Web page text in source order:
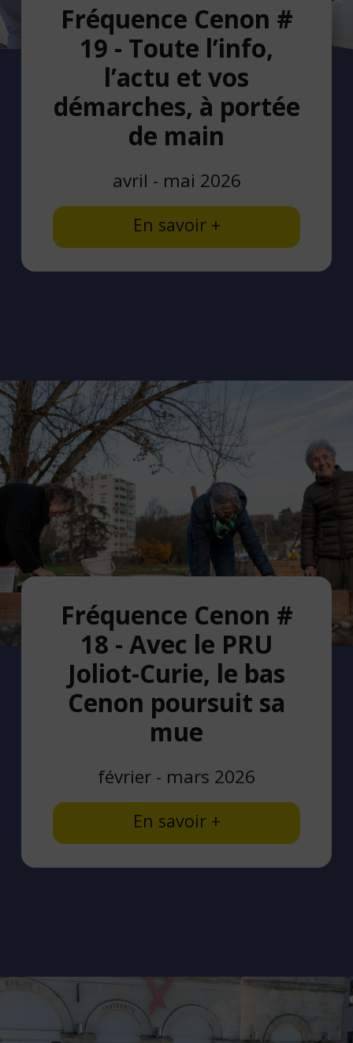
Fréquence Cenon #
19 - Toute l’info,
l’actu et vos
démarches, à portée
de main
avril - mai 2026
En savoir +
Fréquence Cenon #
18 - Avec le PRU
Joliot-Curie, le bas
Cenon poursuit sa
mue
février - mars 2026
En savoir +